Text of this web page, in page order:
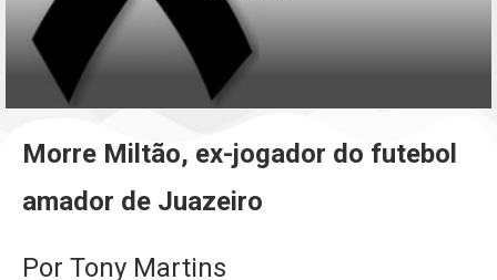
Morre Miltão, ex-jogador do futebol
amador de Juazeiro
Por Tony Martins